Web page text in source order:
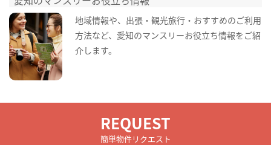
地域情報や、出張・観光旅行・おすすめのご利用
方法など、愛知のマンスリーお役立ち情報をご紹
介します。
REQUEST
簡単物件リクエスト